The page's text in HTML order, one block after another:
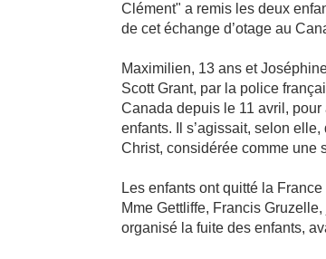
Clément" a remis les deux
de cet échange d’otage au
Maximilien, 13 ans et
Scott Grant, par la police
Canada depuis le 11 avril,
enfants. Il s’agissait, selon
Christ, considérée comme une
Les enfants ont quitté la
Mme Gettliffe, Francis
organisé la fuite des enfants,